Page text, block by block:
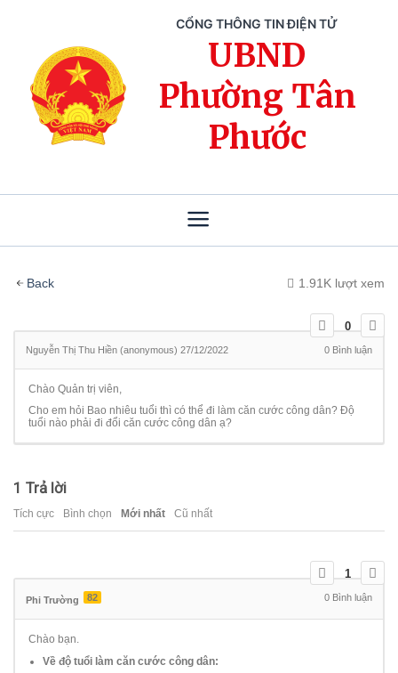
CỔNG THÔNG TIN ĐIỆN TỬ
UBND
Phường Tân
Phước
Back 1.91K lượt xem
0
Nguyễn Thị Thu Hiền (anonymous) 27/12/2022 0 Bình luận
Chào Quản trị viên,
Cho em hỏi Bao nhiêu tuổi thì có thể đi làm căn cước công dân? Độ
tuổi nào phải đi đổi căn cước công dân ạ?
1 Trả lời
Tích cực Bình chọn Mới nhất Cũ nhất
1
Phi Trường 82 0 Bình luận
Chào bạn.
Về độ tuổi làm căn cước công dân: